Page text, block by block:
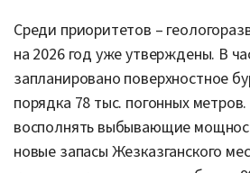
Среди приоритетов –
на 2026 год уже утверждены. В
запланировано поверхностное
порядка 78 тыс. погонных
восполнять выбывающие
новые запасы Жезказганского